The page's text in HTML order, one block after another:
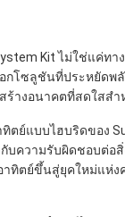
Kit ไม่ใช่แค่
โซลูชันที่ประหยัดพ
ร้างอนาคตที่สดใสส
ตย์แบบไฮบริดของ
บความรับผิดชอบต่
าทิตย์ขึ้นสู่ยุคใหม่แ